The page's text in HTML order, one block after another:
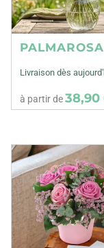
PALMAROSA
Livraison dès
à partir de38,90